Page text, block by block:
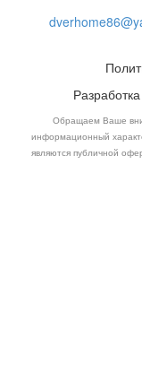
Обращаем Ваше
информационный
являются публичной